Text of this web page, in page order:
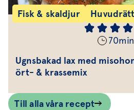
Fisk & skaldjur
70min
Ugnsbakad lax med
ört- & krassemix
Till alla våra recept